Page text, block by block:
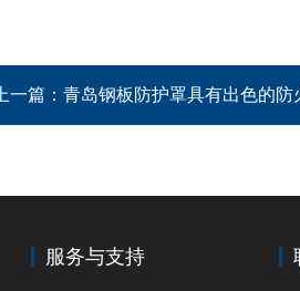
上一篇： 青岛钢板防护罩具有出色的防
服务与支持